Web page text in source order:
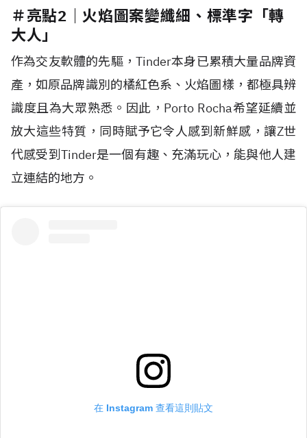
＃亮點2｜火焰圖案變纖細、標準字「轉
大人」
作為交友軟體的先驅，Tinder本身已累積大量品牌資
產，如原品牌識別的橘紅色系、火焰圖樣，都極具辨
識度且為大眾熟悉。因此，Porto Rocha希望延續並
放大這些特質，同時賦予它令人感到新鮮感，讓Z世
代感受到Tinder是一個有趣、充滿玩心，能與他人建
立連結的地方。
在 Instagram 查看這則貼文